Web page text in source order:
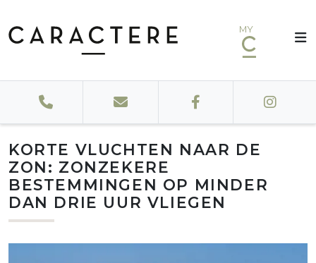
MY
KORTE VLUCHTEN NAAR DE
ZON: ZONZEKERE
BESTEMMINGEN OP MINDER
DAN DRIE UUR VLIEGEN